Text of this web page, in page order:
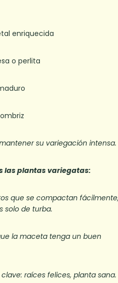
perlita
su variegación intensa.
las plantas variegatas:
compactan
solo de turba.
tenga un buen
felices, planta sana.